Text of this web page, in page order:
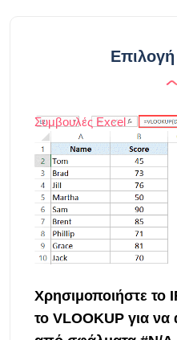
Συμβουλές Excel
Χρησιμοποιήστε το
το VLOOKUP για να